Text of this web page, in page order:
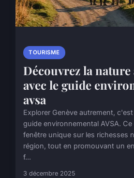
TOURISME
Découvrez la nature
avec le guide
avsa
Explorer Genève autrement,
guide environnemental AVSA.
fenêtre unique sur les richesses
région, tout en promouvant un
f...
3 décembre 2025